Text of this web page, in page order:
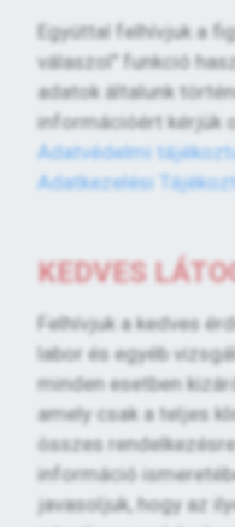
Egyúttal felhívjuk a
válaszol" funkció
adatok általunk
információért kérjük
Adatvédelmi
Adatkezelési
KEDVES
Felhívjuk a kedves
labor és egyéb
minden esetben
amely csak a teljes
összes
információ
javasoljuk, hogy az